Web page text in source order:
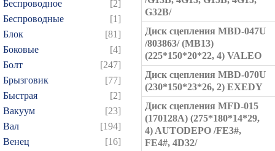
Беспроводное
[2]
Беспроводные
[1]
Блок
[81]
Боковые
[4]
Болт
[247]
Брызговик
[77]
Быстрая
[2]
Вакуум
[23]
Вал
[194]
Венец
[16]
G32B/
Диск сцепления MBD-047U
/803863/ (MB13)
(225*150*20*22, 4) VALEO
Диск сцепления MBD-070U
(230*150*23*26, 2) EXEDY
Диск сцепления MFD-015
(170128A) (275*180*14*29,
4) AUTODEPO /FE3#,
FE4#, 4D32/